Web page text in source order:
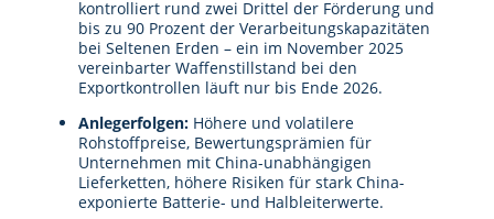
kontrolliert rund zwei Drittel der Förderung und
bis zu 90 Prozent der Verarbeitungskapazitäten
bei Seltenen Erden – ein im November 2025
vereinbarter Waffenstillstand bei den
Exportkontrollen läuft nur bis Ende 2026.
Anlegerfolgen: Höhere und volatilere
Rohstoffpreise, Bewertungsprämien für
Unternehmen mit China-unabhängigen
Lieferketten, höhere Risiken für stark China-
exponierte Batterie- und Halbleiterwerte.